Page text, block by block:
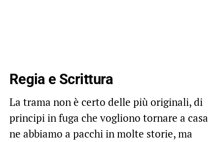
Regia e Scrittura
La trama non è certo delle più originali, di
principi in fuga che vogliono tornare a casa
ne abbiamo a pacchi in molte storie, ma